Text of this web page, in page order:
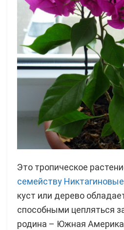
Это тропическое
семейству Никтагиновые
куст или дерево
способными цепляться
родина – Южная